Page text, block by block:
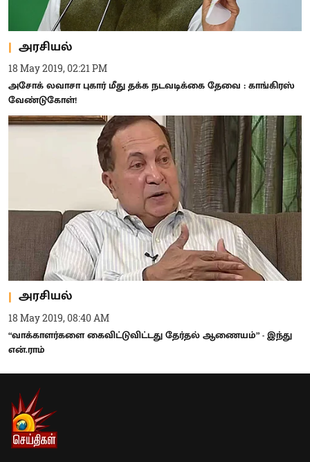
அரசியல்
18 May 2019, 02:21 PM
அசோக் லவாசா புகார் மீது தக்க நடவடிக்கை தேவை : காங்கிரஸ்
வேண்டுகோள்!
அரசியல்
18 May 2019, 08:40 AM
“வாக்காளர்களை கைவிட்டுவிட்டது தேர்தல் ஆணையம்” - இந்து
என்.ராம்